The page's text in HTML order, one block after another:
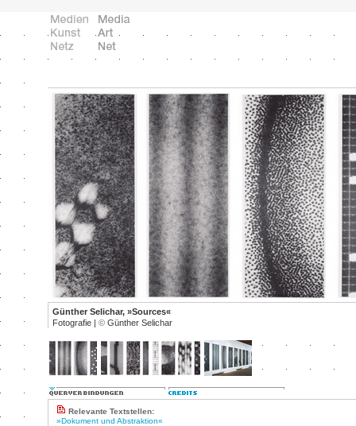
Günther Selichar, »Sources«
Fotografie | © Günther Selichar
Relevante Textstellen:
»Dokument und Abstraktion«